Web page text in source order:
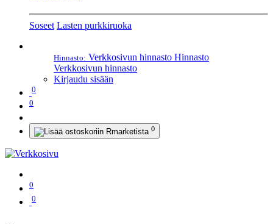
Soseet Lasten purkkiruoka
Hinnasto: Verkkosivun hinnasto Hinnasto
Verkkosivun hinnasto
Kirjaudu sisään
0
0
0
0
0